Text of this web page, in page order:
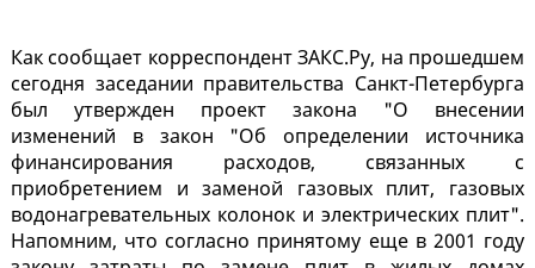
Как сообщает корреспондент ЗАКС.Ру, на прошедшем
сегодня заседании правительства Санкт-Петербурга
был утвержден проект закона "О внесении
изменений в закон "Об определении источника
финансирования расходов, связанных с
приобретением и заменой газовых плит, газовых
водонагревательных колонок и электрических плит".
Напомним, что согласно принятому еще в 2001 году